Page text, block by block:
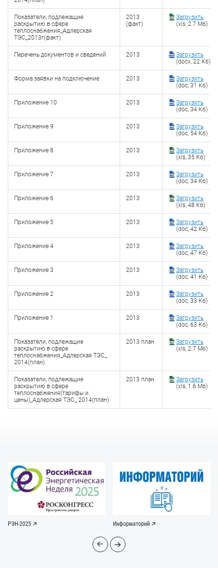
Показатели, подлежащие
раскрытию в сфере
теплоснабжения_Адлерская
ТЭС_2013г(факт)
2013
(факт)
Загрузить
(xls, 2.7 Мб)
Перечень документов и сведений 2013
Загрузить
(docx, 22 Кб)
Форма заявки на подключение 2013
Загрузить
(doc, 31 Кб)
Приложение 10 2013
Загрузить
(doc, 34 Кб)
Приложение 9 2013
Загрузить
(doc, 54 Кб)
Приложение 8 2013
Загрузить
(xls, 35 Кб)
Приложение 7 2013
Загрузить
(doc, 34 Кб)
Приложение 6 2013
Загрузить
(xls, 48 Кб)
Приложение 5 2013
Загрузить
(doc, 42 Кб)
Приложение 4 2013
Загрузить
(doc, 47 Кб)
Приложение 3 2013
Загрузить
(doc, 41 Кб)
Приложение 2 2013
Загрузить
(doc, 33 Кб)
Приложение 1 2013
Загрузить
(doc, 63 Кб)
Показатели, подлежащие
раскрытию в сфере
теплоснабжения_Адлерская ТЭС_
2014(план)
2013 план
Загрузить
(xls, 2.7 Мб)
Показатели, подлежащие
раскрытию в сфере
теплоснабжения(тарифы и
цены)_Адлерская ТЭС_ 2014(план)
2013 план
Загрузить
(xls, 1.6 Мб)
РЭН-2025 Информаторий